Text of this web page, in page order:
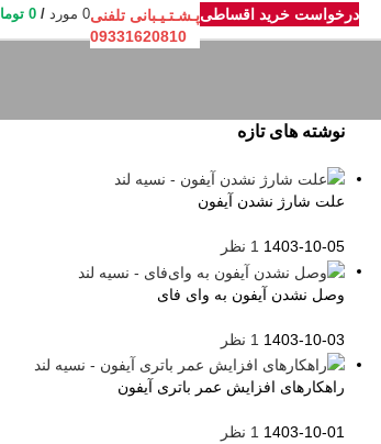
درخواست خرید اقساطیپـشـتـیـبانی تلفنی
09331620810
0 مورد /
0
نوشته های تازه
علت شارژ نشدن آیفون
1403-10-05 1 نظر
وصل نشدن آیفون به وای فای
1403-10-03 1 نظر
راهکارهای افزایش عمر باتری آیفون
1403-10-01 1 نظر